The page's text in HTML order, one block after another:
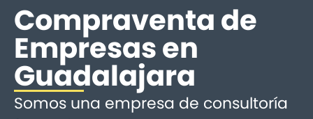
Compraventa de
Empresas en
Guadalajara
Somos una empresa de consultoría